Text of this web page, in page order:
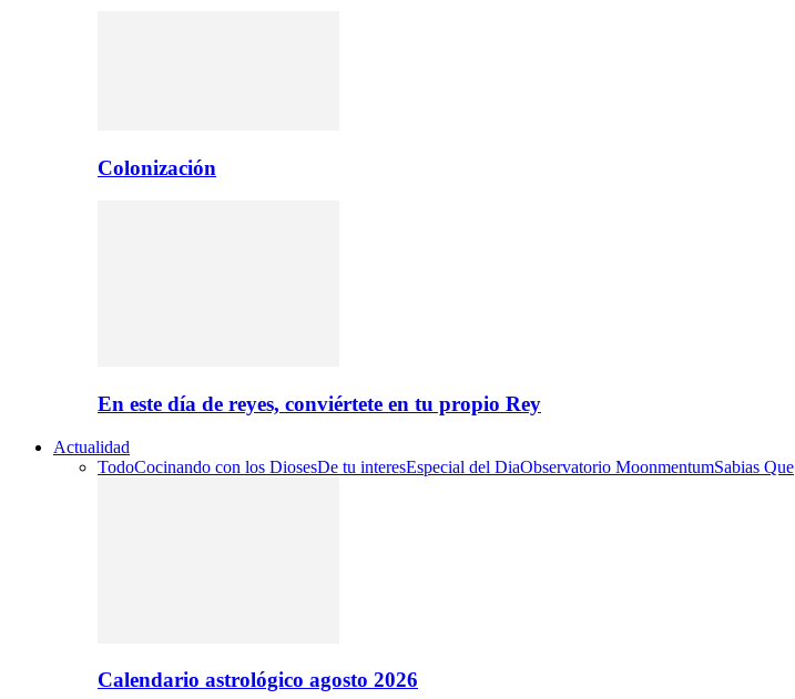
Colonización
En este día de reyes, conviértete en tu propio Rey
Actualidad
TodoCocinando con los DiosesDe tu interesEspecial del DiaObservatorio MoonmentumSabias Que
Calendario astrológico agosto 2026